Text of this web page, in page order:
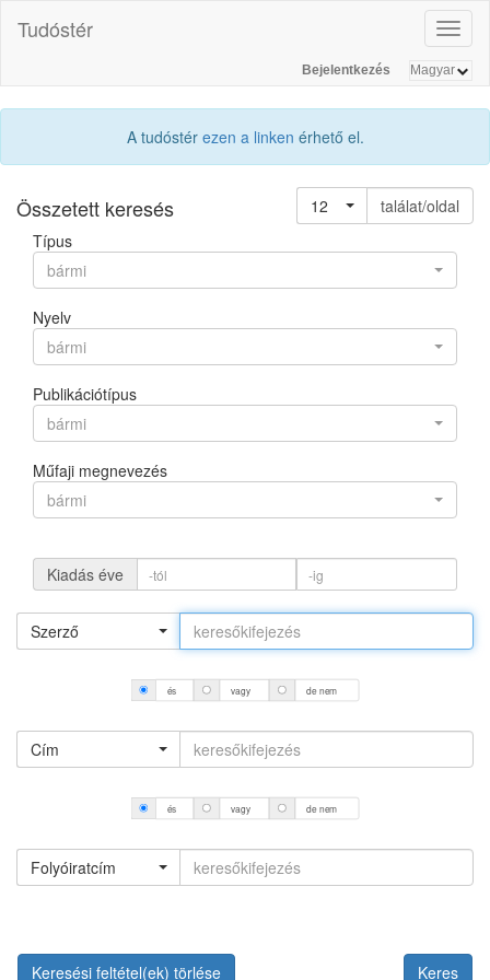
Tudóstér
Bejelentkezés
A tudóstér ezen a linken érhető el.
Összetett keresés 12
találat/oldal
Típus
bármi
Nyelv
bármi
Publikációtípus
bármi
Műfaji megnevezés
bármi
Kiadás éve
Szerző
és vagy de nem
Cím
és vagy de nem
Folyóiratcím
Keresési feltétel(ek) törlése